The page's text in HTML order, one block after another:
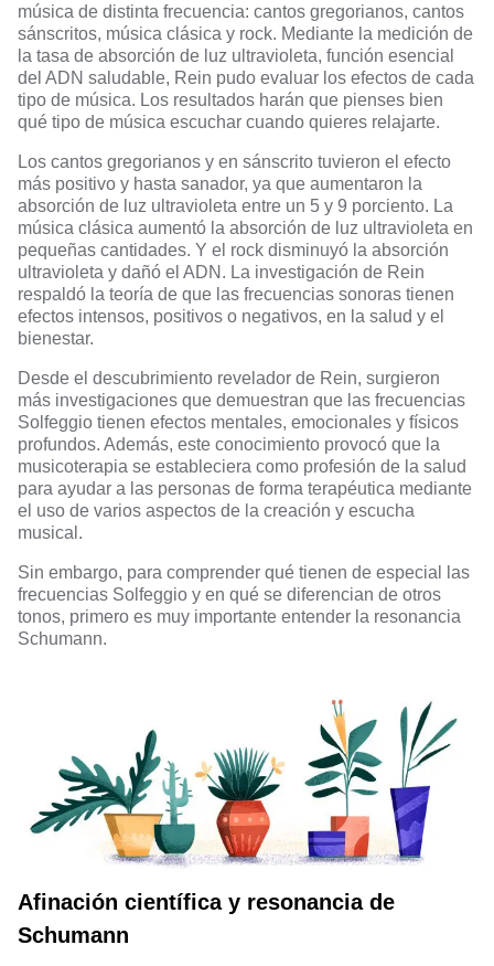
música de distinta frecuencia: cantos gregorianos, cantos
sánscritos, música clásica y rock. Mediante la medición de
la tasa de absorción de luz ultravioleta, función esencial
del ADN saludable, Rein pudo evaluar los efectos de cada
tipo de música. Los resultados harán que pienses bien
qué tipo de música escuchar cuando quieres relajarte.
Los cantos gregorianos y en sánscrito tuvieron el efecto
más positivo y hasta sanador, ya que aumentaron la
absorción de luz ultravioleta entre un 5 y 9 porciento. La
música clásica aumentó la absorción de luz ultravioleta en
pequeñas cantidades. Y el rock disminuyó la absorción
ultravioleta y dañó el ADN. La investigación de Rein
respaldó la teoría de que las frecuencias sonoras tienen
efectos intensos, positivos o negativos, en la salud y el
bienestar.
Desde el descubrimiento revelador de Rein, surgieron
más investigaciones que demuestran que las frecuencias
Solfeggio tienen efectos mentales, emocionales y físicos
profundos. Además, este conocimiento provocó que la
musicoterapia se estableciera como profesión de la salud
para ayudar a las personas de forma terapéutica mediante
el uso de varios aspectos de la creación y escucha
musical.
Sin embargo, para comprender qué tienen de especial las
frecuencias Solfeggio y en qué se diferencian de otros
tonos, primero es muy importante entender la resonancia
Schumann.
Afinación científica y resonancia de
Schumann